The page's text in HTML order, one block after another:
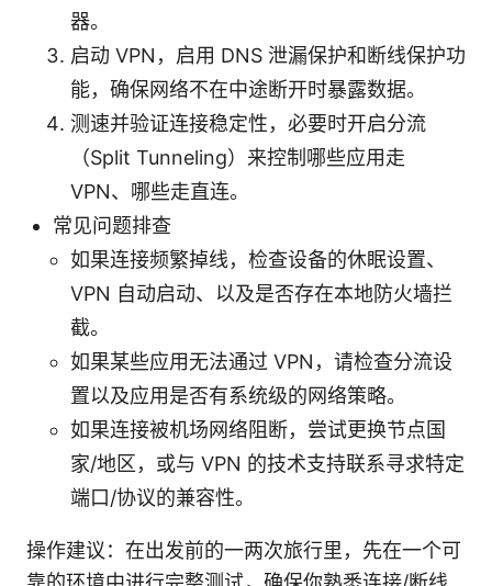
器。
启动 VPN，启用 DNS 泄漏保护和断线保护功
能，确保网络不在中途断开时暴露数据。
测速并验证连接稳定性，必要时开启分流
（Split Tunneling）来控制哪些应用走
VPN、哪些走直连。
常见问题排查
如果连接频繁掉线，检查设备的休眠设置、
VPN 自动启动、以及是否存在本地防火墙拦
截。
如果某些应用无法通过 VPN，请检查分流设
置以及应用是否有系统级的网络策略。
如果连接被机场网络阻断，尝试更换节点国
家/地区，或与 VPN 的技术支持联系寻求特定
端口/协议的兼容性。
操作建议：在出发前的一两次旅行里，先在一个可